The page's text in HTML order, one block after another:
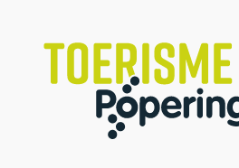
Toerisme Poperinge